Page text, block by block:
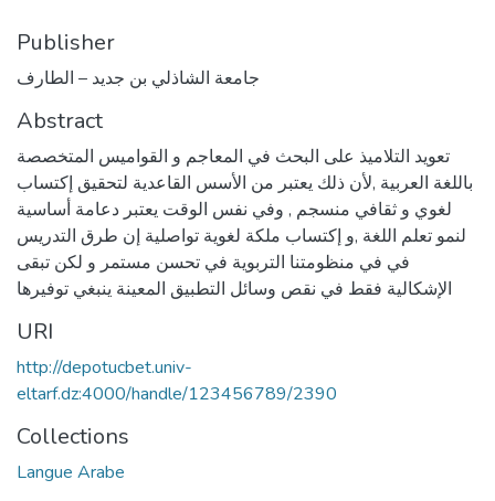
Publisher
جامعة الشاذلي بن جديد – الطارف
Abstract
تعويد التلاميذ على البحث في المعاجم و القواميس المتخصصة
باللغة العربية ,لأن ذلك يعتبر من الأسس القاعدية لتحقيق إكتساب
لغوي و ثقافي منسجم , وفي نفس الوقت يعتبر دعامة أساسية
لنمو تعلم اللغة ,و إكتساب ملكة لغوية تواصلية إن طرق التدريس
في في منظومتنا التربوية في تحسن مستمر و لكن تبقى
الإشكالية فقط في نقص وسائل التطبيق المعينة ينبغي توفيرها
URI
http://depotucbet.univ-
eltarf.dz:4000/handle/123456789/2390
Collections
Langue Arabe